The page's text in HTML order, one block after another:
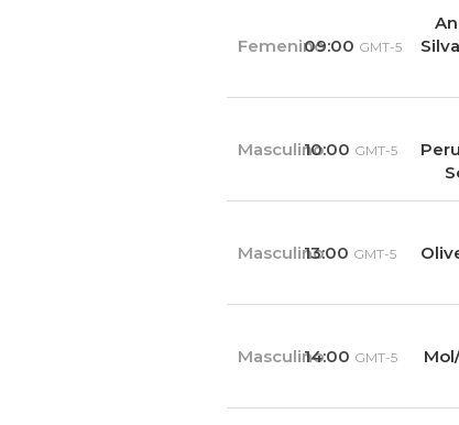
Femenino09:00 GMT-5
Masculino10:00 GMT-5
Masculino13:00 GMT-5
Masculino14:00 GMT-5